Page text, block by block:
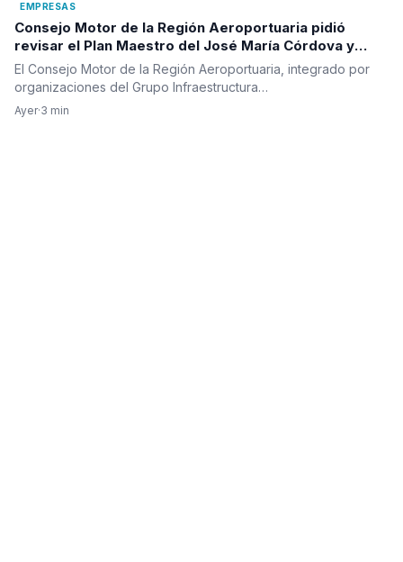
EMPRESAS
Consejo Motor de la Región Aeroportuaria pidió
revisar el Plan Maestro del José María Córdova y
reclamó una visión integral para la infraestructura
aérea del país
El Consejo Motor de la Región Aeroportuaria, integrado por
organizaciones del Grupo Infraestructura…
Ayer·3 min